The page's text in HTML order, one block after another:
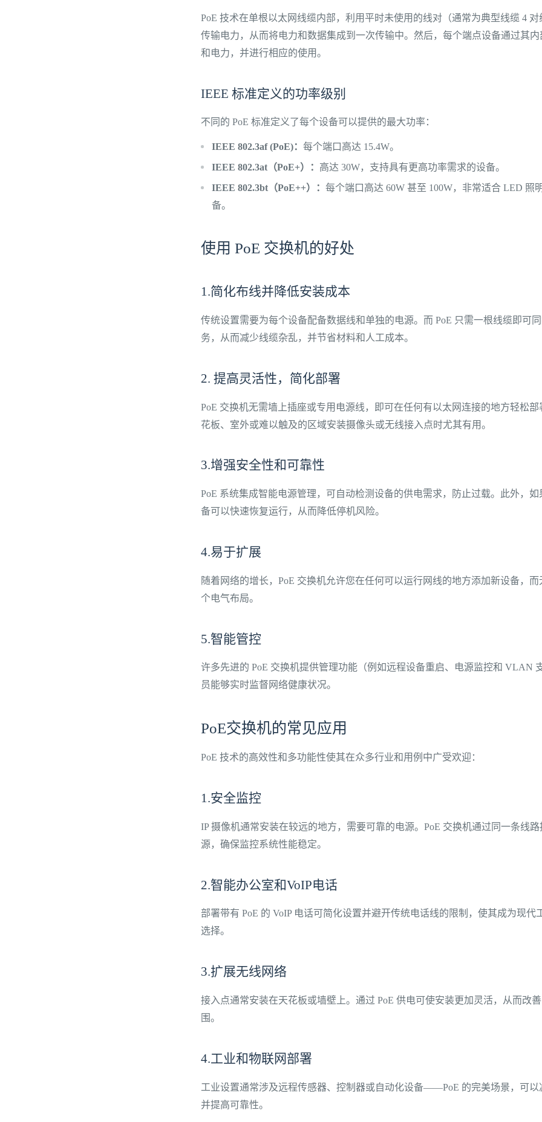
PoE 技术在单根以太网线缆内部，利用平时未使用的线对（通常为典型线缆 4 对
传输电力，从而将电力和数据集成到一次传输中。然后，每个端点设备通过其
和电力，并进行相应的使用。
IEEE 标准定义的功率级别
不同的 PoE 标准定义了每个设备可以提供的最大功率：
IEEE 802.3af (PoE)： 每个端口高达 15.4W。
IEEE 802.3at（PoE+）： 高达 30W，支持具有更高功率需求的设备。
IEEE 802.3bt（PoE++）： 每个端口高达 60W 甚至 100W，非常适合 LED 照
备。
使用 PoE 交换机的好处
1.简化布线并降低安装成本
传统设置需要为每个设备配备数据线和单独的电源。而 PoE 只需一根线缆即可
务，从而减少线缆杂乱，并节省材料和人工成本。
2. 提高灵活性，简化部署
PoE 交换机无需墙上插座或专用电源线，即可在任何有以太网连接的地方轻松部
花板、室外或难以触及的区域安装摄像头或无线接入点时尤其有用。
3.增强安全性和可靠性
PoE 系统集成智能电源管理，可自动检测设备的供电需求，防止过载。此外，
备可以快速恢复运行，从而降低停机风险。
4.易于扩展
随着网络的增长，PoE 交换机允许您在任何可以运行网线的地方添加新设备，
个电气布局。
5.智能管控
许多先进的 PoE 交换机提供管理功能（例如远程设备重启、电源监控和 VLAN
员能够实时监督网络健康状况。
PoE交换机的常见应用
PoE 技术的高效性和多功能性使其在众多行业和用例中广受欢迎：
1.安全监控
IP 摄像机通常安装在较远的地方，需要可靠的电源。PoE 交换机通过同一条线
源，确保监控系统性能稳定。
2.智能办公室和VoIP电话
部署带有 PoE 的 VoIP 电话可简化设置并避开传统电话线的限制，使其成为现代
选择。
3.扩展无线网络
接入点通常安装在天花板或墙壁上。通过 PoE 供电可使安装更加灵活，从而改
围。
4.工业和物联网部署
工业设置通常涉及远程传感器、控制器或自动化设备——PoE 的完美场景，可以
并提高可靠性。